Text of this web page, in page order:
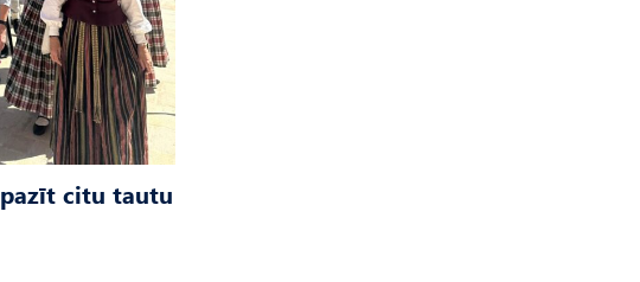
citu tautu